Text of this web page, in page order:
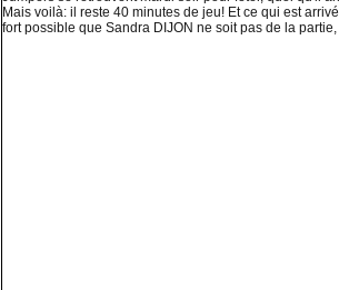
Mais voilà: il reste 40 minutes de jeu! Et ce qui est
fort possible que Sandra DIJON ne soit pas de la